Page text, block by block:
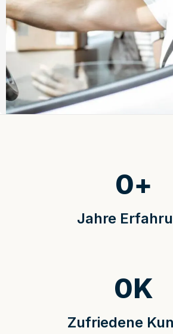
Jahre
0+
Zufriedene
0K